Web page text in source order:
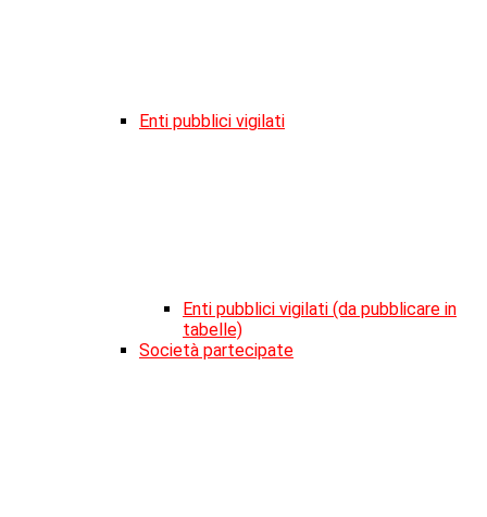
Enti pubblici vigilati
Enti pubblici vigilati (da pubblicare in
tabelle)
Società partecipate